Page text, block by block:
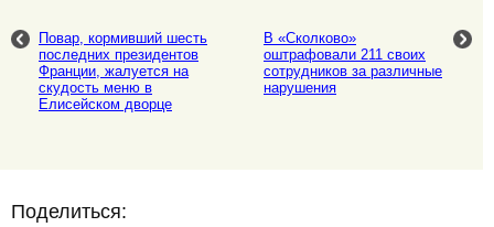
Повар, кормивший шесть
последних президентов
Франции, жалуется на
скудость меню в
Елисейском дворце
В «Сколково»
оштрафовали 211 своих
сотрудников за различные
нарушения
Поделиться: